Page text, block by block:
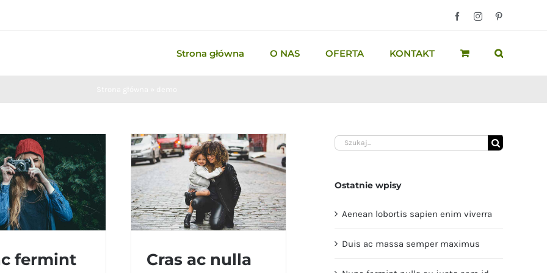
FacebookInstagram
Strona główna O NAS OFERTA KONTAKT
fermint
Cras ac nulla
Szukaj
Ostatnie wpisy
Aenean lobortis sapien enim viverra
Duis ac massa semper maximus